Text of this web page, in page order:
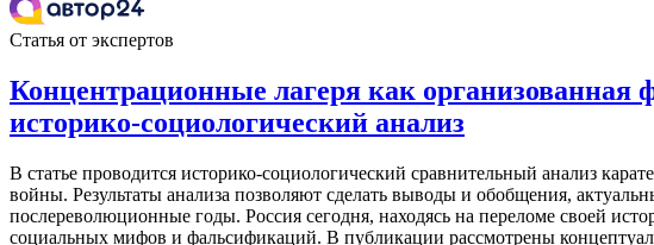
Статья от экспертов
Концентрационные лагеря как организованная
историко-социологический анализ
В статье проводится историко-социологический сравнительный анализ
войны. Результаты анализа позволяют сделать выводы и обобщения,
послереволюционные годы. Россия сегодня, находясь на переломе своей
социальных мифов и фальсификаций. В публикации рассмотрены